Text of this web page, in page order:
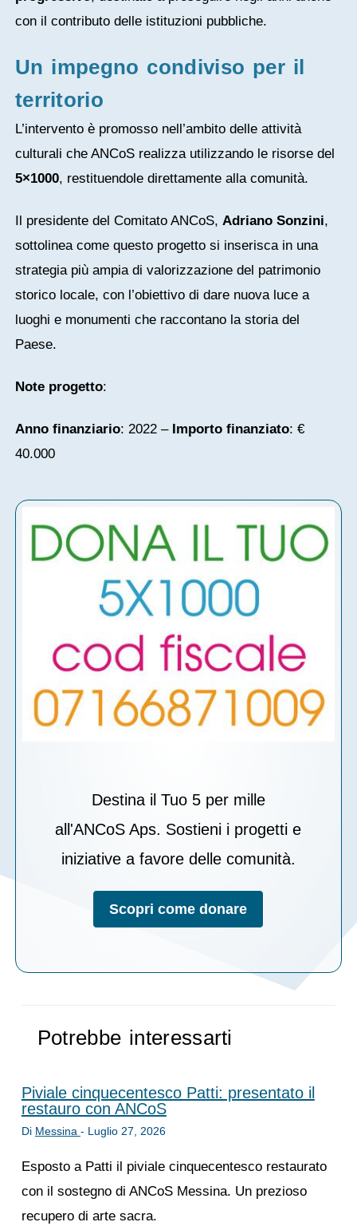
con il contributo delle istituzioni pubbliche.
Un impegno condiviso per il
territorio
L’intervento è promosso nell’ambito delle attività
culturali che ANCoS realizza utilizzando le risorse del
5×1000, restituendole direttamente alla comunità.
Il presidente del Comitato ANCoS, Adriano Sonzini,
sottolinea come questo progetto si inserisca in una
strategia più ampia di valorizzazione del patrimonio
storico locale, con l’obiettivo di dare nuova luce a
luoghi e monumenti che raccontano la storia del
Paese.
Note progetto:
Anno finanziario: 2022 – Importo finanziato: €
40.000
Destina il Tuo 5 per mille
all'ANCoS Aps. Sostieni i progetti e
iniziative a favore delle comunità.
Scopri come donare
Potrebbe interessarti
Piviale cinquecentesco Patti: presentato il
restauro con ANCoS
Di Messina - Luglio 27, 2026
Esposto a Patti il piviale cinquecentesco restaurato
con il sostegno di ANCoS Messina. Un prezioso
recupero di arte sacra.